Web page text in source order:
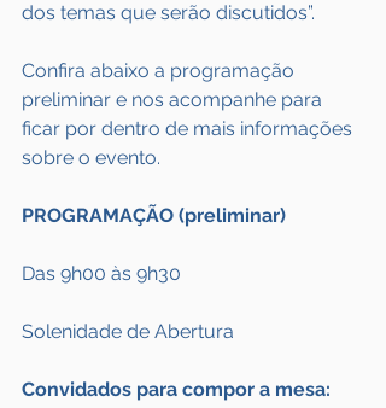
dos temas que serão discutidos”.
Confira abaixo a programação
preliminar e nos acompanhe para
ficar por dentro de mais informações
sobre o evento.
PROGRAMAÇÃO (preliminar)
Das 9h00 às 9h30
Solenidade de Abertura
Convidados para compor a mesa: